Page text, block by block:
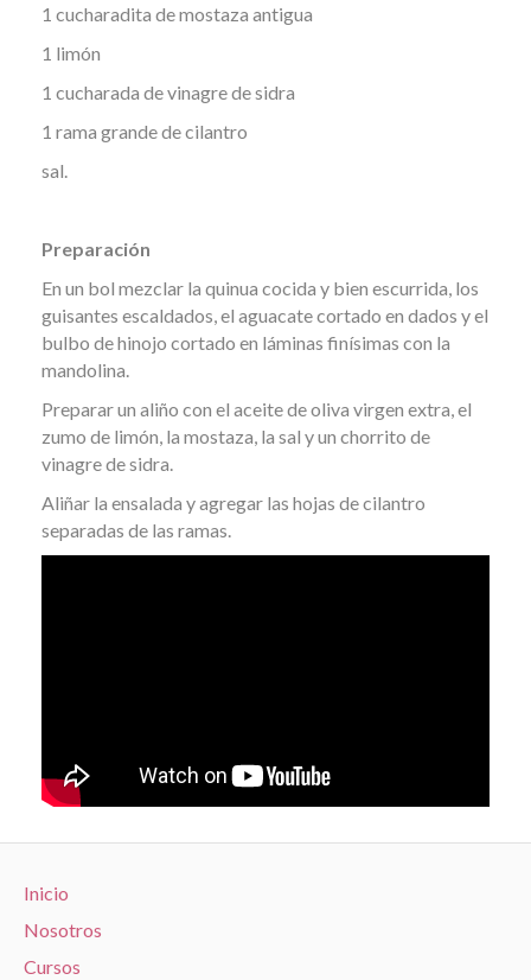
1 cucharadita de mostaza antigua
1 limón
1 cucharada de vinagre de sidra
1 rama grande de cilantro
sal.
Preparación
En un bol mezclar la quinua cocida y bien escurrida, los
guisantes escaldados, el aguacate cortado en dados y el
bulbo de hinojo cortado en láminas finísimas con la
mandolina.
Preparar un aliño con el aceite de oliva virgen extra, el
zumo de limón, la mostaza, la sal y un chorrito de
vinagre de sidra.
Aliñar la ensalada y agregar las hojas de cilantro
separadas de las ramas.
Inicio
Nosotros
Cursos